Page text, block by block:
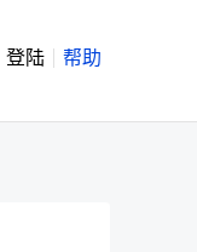
登陆 帮助